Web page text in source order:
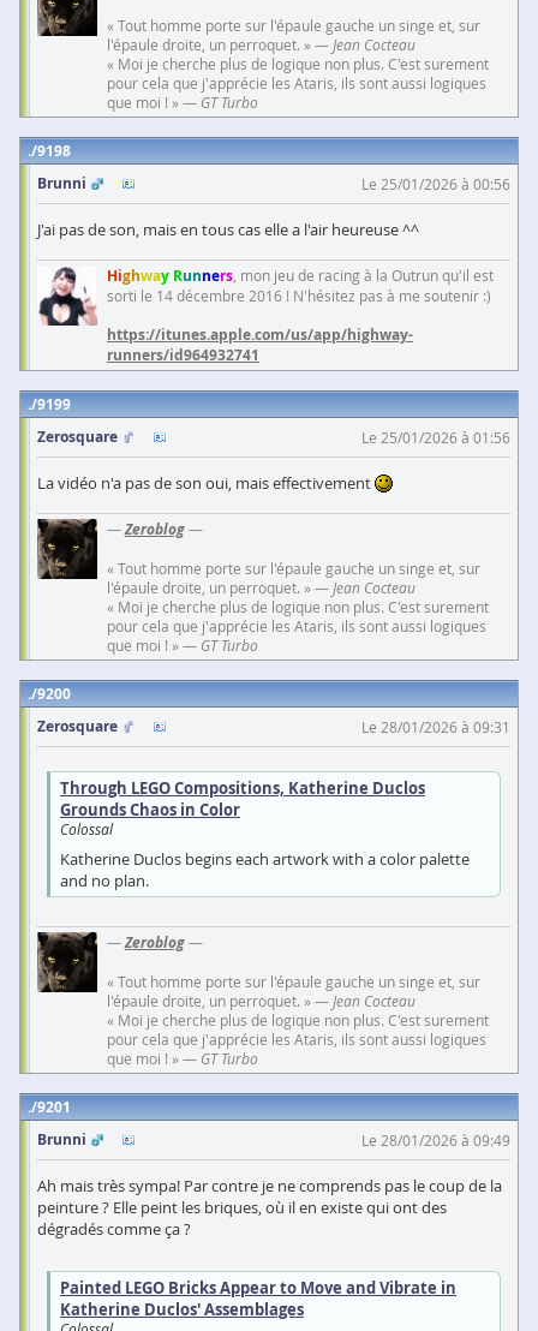
« Tout homme porte sur l'épaule gauche un singe et, sur
l'épaule droite, un perroquet. » — Jean Cocteau
« Moi je cherche plus de logique non plus. C'est surement
pour cela que j'apprécie les Ataris, ils sont aussi logiques
que moi ! » — GT Turbo
9198
Brunni
Le 25/01/2026 à 00:56
J'ai pas de son, mais en tous cas elle a l'air heureuse ^^
Highway Runners , mon jeu de racing à la Outrun qu'il est
sorti le 14 décembre 2016 ! N'hésitez pas à me soutenir :)
https://itunes.apple.com/us/app/highway-
runners/id964932741
9199
Zerosquare
Le 25/01/2026 à 01:56
La vidéo n'a pas de son oui, mais effectivement
—Zeroblog—
« Tout homme porte sur l'épaule gauche un singe et, sur
l'épaule droite, un perroquet. » — Jean Cocteau
« Moi je cherche plus de logique non plus. C'est surement
pour cela que j'apprécie les Ataris, ils sont aussi logiques
que moi ! » — GT Turbo
9200
Zerosquare
Le 28/01/2026 à 09:31
Through LEGO Compositions, Katherine Duclos
Grounds Chaos in Color
Colossal
Katherine Duclos begins each artwork with a color palette
and no plan.
—Zeroblog—
« Tout homme porte sur l'épaule gauche un singe et, sur
l'épaule droite, un perroquet. » — Jean Cocteau
« Moi je cherche plus de logique non plus. C'est surement
pour cela que j'apprécie les Ataris, ils sont aussi logiques
que moi ! » — GT Turbo
9201
Brunni
Le 28/01/2026 à 09:49
Ah mais très sympa! Par contre je ne comprends pas le coup de la
peinture ? Elle peint les briques, où il en existe qui ont des
dégradés comme ça ?
Painted LEGO Bricks Appear to Move and Vibrate in
Katherine Duclos' Assemblages